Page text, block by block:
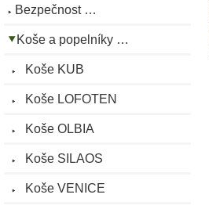
Bezpečnost …
Koše a popelníky …
Koše KUB
Koše LOFOTEN
Koše OLBIA
Koše SILAOS
Koše VENICE